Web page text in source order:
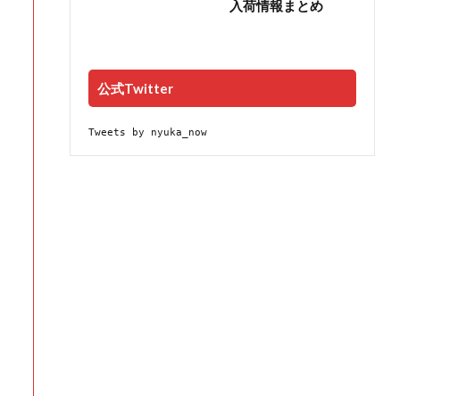
入荷情報まとめ
公式Twitter
Tweets by nyuka_now